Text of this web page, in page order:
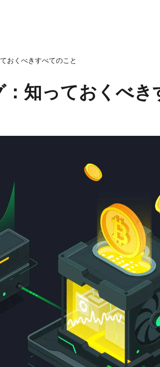
おくべきすべてのこと
知っておくべき